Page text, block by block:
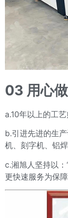
03 用心
a.10年以上的工
b.引进先进的生
机、刻字机、铝
c.湘旭人坚持以：
更快速服务为保障